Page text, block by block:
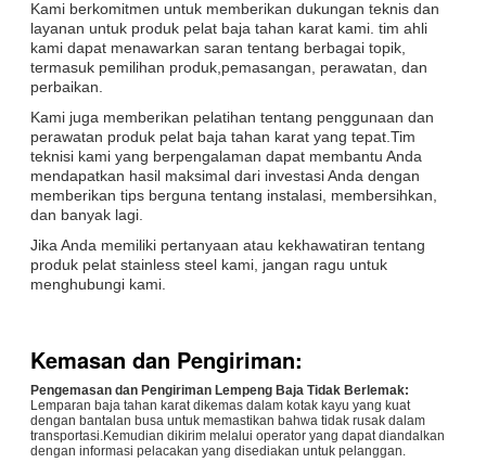
Kami berkomitmen untuk memberikan dukungan teknis dan
layanan untuk produk pelat baja tahan karat kami. tim ahli
kami dapat menawarkan saran tentang berbagai topik,
termasuk pemilihan produk,pemasangan, perawatan, dan
perbaikan.
Kami juga memberikan pelatihan tentang penggunaan dan
perawatan produk pelat baja tahan karat yang tepat.Tim
teknisi kami yang berpengalaman dapat membantu Anda
mendapatkan hasil maksimal dari investasi Anda dengan
memberikan tips berguna tentang instalasi, membersihkan,
dan banyak lagi.
Jika Anda memiliki pertanyaan atau kekhawatiran tentang
produk pelat stainless steel kami, jangan ragu untuk
menghubungi kami.
Kemasan dan Pengiriman:
Pengemasan dan Pengiriman Lempeng Baja Tidak Berlemak:
Lemparan baja tahan karat dikemas dalam kotak kayu yang kuat
dengan bantalan busa untuk memastikan bahwa tidak rusak dalam
transportasi.Kemudian dikirim melalui operator yang dapat diandalkan
dengan informasi pelacakan yang disediakan untuk pelanggan.